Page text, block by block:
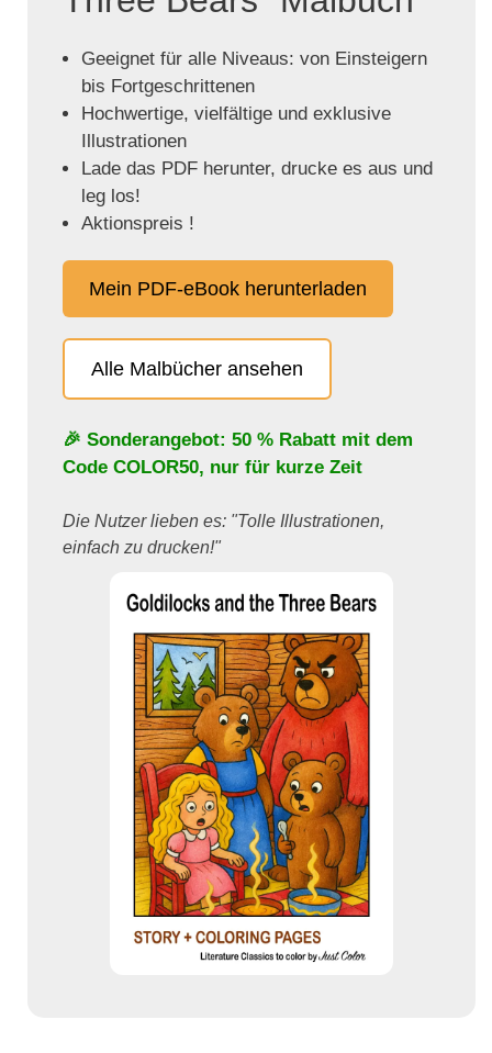
Geeignet für alle Niveaus: von Einsteigern
bis Fortgeschrittenen
Hochwertige, vielfältige und exklusive
Illustrationen
Lade das PDF herunter, drucke es aus und
leg los!
Aktionspreis !
Mein PDF-eBook herunterladen
Alle Malbücher ansehen
🎉 Sonderangebot: 50 % Rabatt mit dem
Code COLOR50, nur für kurze Zeit
Die Nutzer lieben es: "Tolle Illustrationen,
einfach zu drucken!"